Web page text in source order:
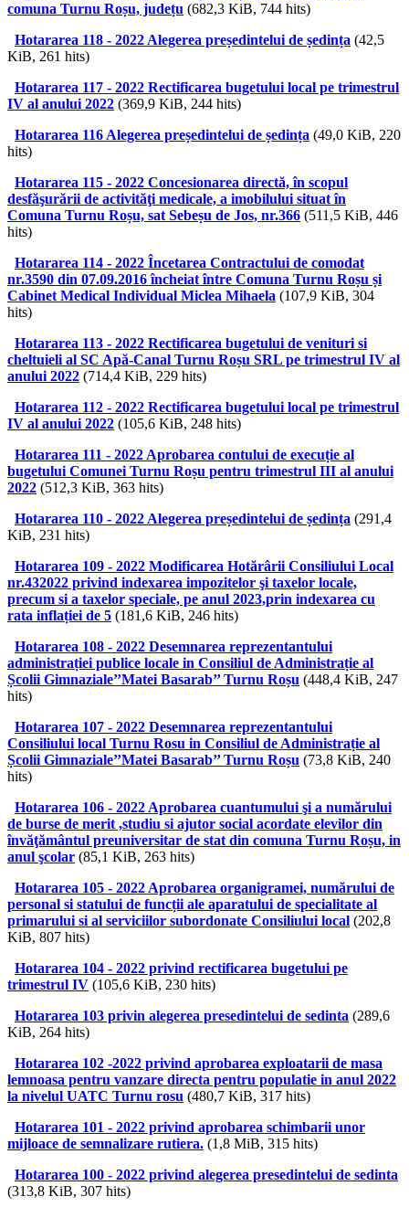
comuna Turnu Roșu, județu (682,3 KiB, 744 hits)
Hotararea 118 - 2022 Alegerea președintelui de ședința (42,5
KiB, 261 hits)
Hotararea 117 - 2022 Rectificarea bugetului local pe trimestrul
IV al anului 2022 (369,9 KiB, 244 hits)
Hotararea 116 Alegerea președintelui de ședința (49,0 KiB, 220
hits)
Hotararea 115 - 2022 Concesionarea directă, în scopul
desfăşurării de activităţi medicale, a imobilului situat în
Comuna Turnu Roșu, sat Sebeșu de Jos, nr.366 (511,5 KiB, 446
hits)
Hotararea 114 - 2022 Încetarea Contractului de comodat
nr.3590 din 07.09.2016 încheiat între Comuna Turnu Roșu și
Cabinet Medical Individual Miclea Mihaela (107,9 KiB, 304
hits)
Hotararea 113 - 2022 Rectificarea bugetului de venituri si
cheltuieli al SC Apă-Canal Turnu Roșu SRL pe trimestrul IV al
anului 2022 (714,4 KiB, 229 hits)
Hotararea 112 - 2022 Rectificarea bugetului local pe trimestrul
IV al anului 2022 (105,6 KiB, 248 hits)
Hotararea 111 - 2022 Aprobarea contului de execuție al
bugetului Comunei Turnu Roșu pentru trimestrul III al anului
2022 (512,3 KiB, 363 hits)
Hotararea 110 - 2022 Alegerea președintelui de ședința (291,4
KiB, 231 hits)
Hotararea 109 - 2022 Modificarea Hotărârii Consiliului Local
nr.432022 privind indexarea impozitelor şi taxelor locale,
precum si a taxelor speciale, pe anul 2023,prin indexarea cu
rata inflației de 5 (181,6 KiB, 246 hits)
Hotararea 108 - 2022 Desemnarea reprezentantului
administrației publice locale in Consiliul de Administrație al
Școlii Gimnaziale’’Matei Basarab’’ Turnu Roșu (448,4 KiB, 247
hits)
Hotararea 107 - 2022 Desemnarea reprezentantului
Consiliului local Turnu Rosu in Consiliul de Administrație al
Școlii Gimnaziale’’Matei Basarab’’ Turnu Roșu (73,8 KiB, 240
hits)
Hotararea 106 - 2022 Aprobarea cuantumului şi a numărului
de burse de merit ,studiu si ajutor social acordate elevilor din
învăţământul preuniversitar de stat din comuna Turnu Roșu, in
anul şcolar (85,1 KiB, 263 hits)
Hotararea 105 - 2022 Aprobarea organigramei, numărului de
personal si statului de funcții ale aparatului de specialitate al
primarului si al serviciilor subordonate Consiliului local (202,8
KiB, 807 hits)
Hotararea 104 - 2022 privind rectificarea bugetului pe
trimestrul IV (105,6 KiB, 230 hits)
Hotararea 103 privin alegerea presedintelui de sedinta (289,6
KiB, 264 hits)
Hotararea 102 -2022 privind aprobarea exploatarii de masa
lemnoasa pentru vanzare directa pentru populatie in anul 2022
la nivelul UATC Turnu rosu (480,7 KiB, 317 hits)
Hotararea 101 - 2022 privind aprobarea schimbarii unor
mijloace de semnalizare rutiera. (1,8 MiB, 315 hits)
Hotararea 100 - 2022 privind alegerea presedintelui de sedinta
(313,8 KiB, 307 hits)